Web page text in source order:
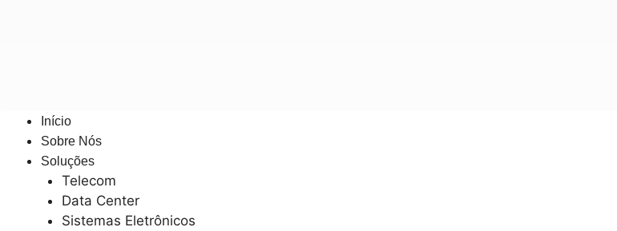
Início
Sobre Nós
Soluções
Telecom
Data Center
Sistemas Eletrônicos